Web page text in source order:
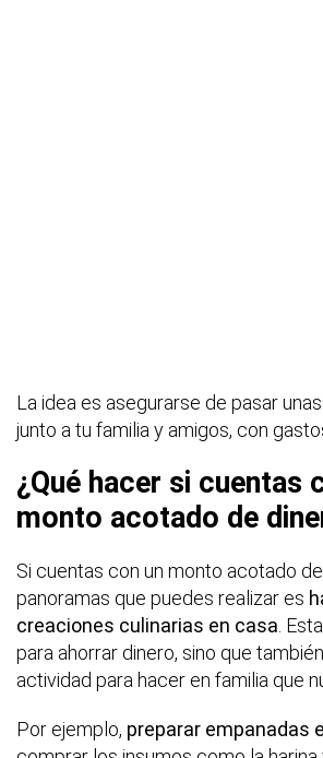
La idea es asegurarse de pasar
junto a tu familia y amigos, con
¿Qué hacer si cuentas
monto acotado de
Si cuentas con un monto acotado
panoramas que puedes realizar es
creaciones culinarias en casa .
para ahorrar dinero, sino que
actividad para hacer en familia que
Por ejemplo, preparar empanadas